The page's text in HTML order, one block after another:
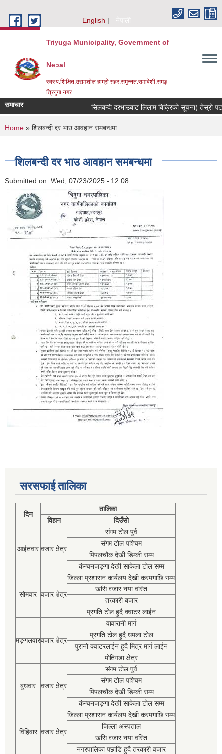
English
नेपाली
Triyuga Municipality, Government of
Nepal
स्वस्थ,शिक्षित,उद्यमशील हाम्रो सहर,समुन्नत,समावेशी,समद्ध
त्रियुगा नगर
समाचार सिलबन्दी दरभाउबाट लिलाम बिक्रिको सूचना( तेस्रो
You are here
Home » शिलबन्दी दर भाउ आवहान समबन्धमा
शिलबन्दी दर भाउ आवहान समबन्धमा
Submitted on: Wed, 07/23/2025 - 12:08
सरसफाई तालिका
दिन
तालिका
विहान
दिउँसो
आईतवार वजार क्षेत्र
संगम टोल पुर्व
संगम टोल पश्चिम
पिपलचौक देखी डिम्की सम्म
कंन्चनजङ्गा देखी साकेला टोल सम्म
सोमवार वजार क्षेत्र
जिल्ला प्रशासन कार्यलय देखी करमगाछि सम्म
खसि वजार नया वस्ति
तरकारी बजार
प्रगति टोल हुदै क्वाटर लाईन
मङ्गलवारवजार क्षेत्र
वावारानी मार्ग
प्रगति टोल हुदै धमला टोल
पुरानो क्वाटरलाईन हुदै मित्र मार्ग लाईन
मोतिगडा क्षेत्र
बुधवार वजार क्षेत्र
संगम टोल पुर्व
संगम टोल पश्चिम
पिपलचौक देखी डिम्की सम्म
कंन्चनजङ्गा देखी साकेला टोल सम्म
विहिवार वजार क्षेत्र
जिल्ला प्रशासन कार्यलय देखी करमगाछि सम्म
जिल्ला अस्पताल
खसि वजार नया वस्ति
नगरपालिका पछाडि हुदै तरकारी वजार